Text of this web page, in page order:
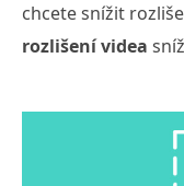
chcete snížit
rozlišení videa